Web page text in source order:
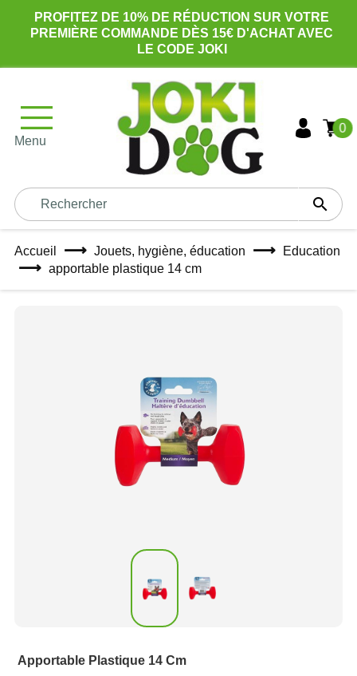
PROFITEZ DE 10% DE RÉDUCTION SUR VOTRE
PREMIÈRE COMMANDE DÈS 15€ D'ACHAT AVEC
LE CODE JOKI
Menu

0
Accueil Jouets, hygiène, éducation
Education
apportable plastique 14 cm
Apportable Plastique 14 Cm